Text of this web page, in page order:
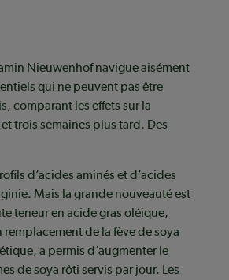
Nieuwenhof navigue aisément
qui ne peuvent pas être
comparant les effets sur la
trois semaines plus tard. Des
d’acides aminés et d’acides
Mais la grande nouveauté est
teneur en acide gras oléique,
de la fève de soya
a permis d’augmenter le
de soya rôti servis par jour. Les